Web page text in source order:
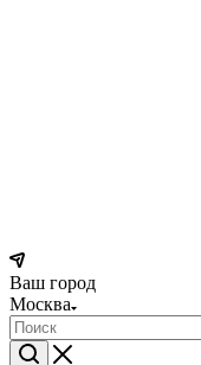
Ваш город
Москва